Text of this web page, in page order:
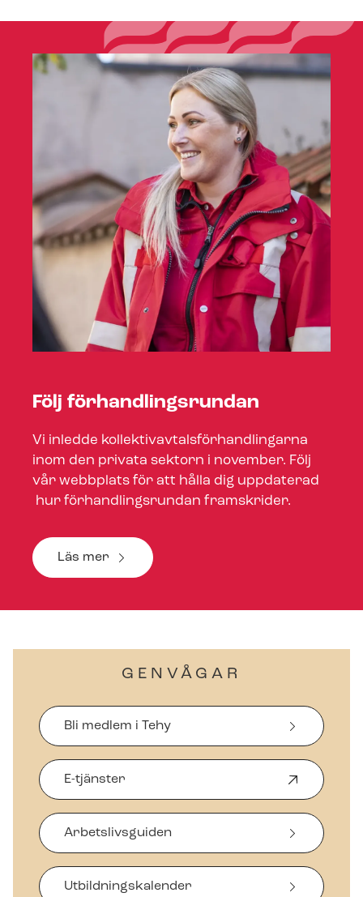
Följ för­hand­lings­run­dan
Vi inledde kol­lek­tivav­tals­för­hand­ling­ar­na
inom den privata sektorn i november. Följ
vår webbplats för att hålla dig uppdaterad
hur för­hand­lings­run­dan framskrider.
Läs mer
GENVÅGAR
Bli medlem i Tehy
E-tjänster
p
n
a
s
i
Arbetslivsguiden
Ut­bild­nings­ka­len­der